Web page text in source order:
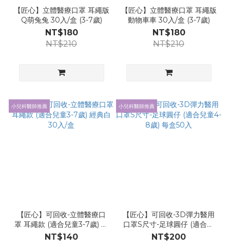
【匠心】立體醫療口罩 耳繩版
Q萌兔兔 30入/盒 (3-7歲)
NT$180
NT$210
【匠心】立體醫療口罩 耳繩版
動物車車 30入/盒 (3-7歲)
NT$180
NT$210
小兒科醫師推薦
【匠心】可回收-立體醫療口
罩 耳繩款 (適合兒童3-7歲) 經
典白30入/盒
NT$140
小兒科醫師推薦
【匠心】可回收-3D彈力醫用
口罩S尺寸-足球圓仔 (適合兒
童4-8歲) 每盒50入
NT$200